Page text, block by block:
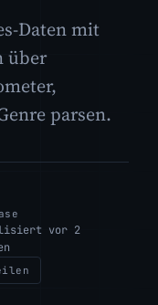
Daten mit
über
parsen.
vor 2